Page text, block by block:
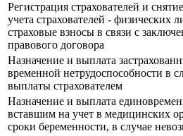
Регистрация страхователей и
учета страхователей - физических
страховые взносы в связи с
правового договора
Назначение и выплата
временной нетрудоспособности в
выплаты страхователем
Назначение и выплата
вставшим на учет в медицинских
сроки беременности, в случае